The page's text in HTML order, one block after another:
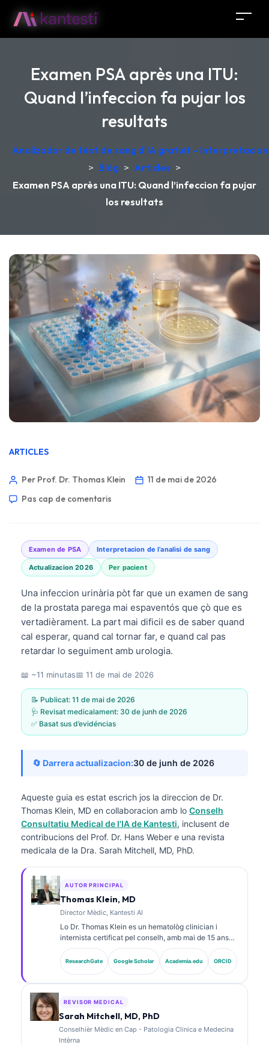
Examen PSA après una ITU:
Quand l’infeccion fa pujar los
resultats
Analizador de tèst de sang d'IA gratuit –
> Blòg > Articles >
Examen PSA après una ITU: Quand l’infeccion fa pujar
los resultats
ARTICLES
Per Prof. Dr. Thomas Klein
11 de mai de 2026
Pas cap de comentaris
Examen de PSA Interpretacion de l’analisi de sang
Actualizacion 2026 Per pacient
Una infeccion urinària pòt far que un examen de sang
de la prostata parega mai espaventós que çò que es
vertadièrament. La part mai dificil es de saber quand
cal esperar, quand cal tornar far, e quand cal pas
retardar lo seguiment amb urologia.
📖 ~11 minutas📅 11 de mai de 2026
📝 Publicat: 11 de mai de 2026
🩺 Revisat medicalament: 30 de junh de 2026
✅ Basat sus d’evidéncias
🔄 Darrera actualizacion:30 de junh de 2026
Aqueste guia es estat escrich jos la direccion de Dr.
Thomas Klein, MD en collaboracion amb lo Conselh
Consultatiu Medical de l'IA de Kantesti, inclusent de
contribucions del Prof. Dr. Hans Weber e una revista
medicala de la Dra. Sarah Mitchell, MD, PhD.
AUTOR PRINCIPAL
Thomas Klein, MD
Director Mèdic, Kantesti AI
Lo Dr. Thomas Klein es un hematològ clinician i
internista certificat pel conselh, amb mai de 15 ans
d’experiència en medicina de laboratòri e anàlisi
clinica assistida per IA. Com a director mèdic a
Kantesti AI, proveís una supervisió clinica de
biomarcadors e los diagnòstics de laboratòri en
temes de medicina de laboratòri.
ResearchGate Google Scholar Academia.edu ORCID
REVISOR MEDICAL
Sarah Mitchell, MD, PhD
Conselhièr Mèdic en Cap - Patologia Clinica e Medecina
Intèrna